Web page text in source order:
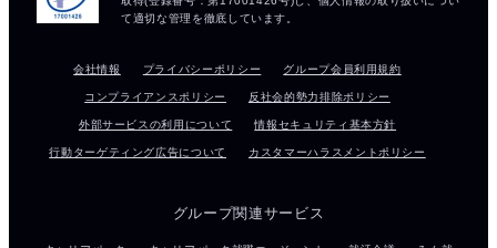
会社情報 プライバシーポリシー グループ会員利用規約
コンプライアンスポリシー 反社会的勢力排除ポリシー
外部サービスの利用について 情報セキュリティ基本方針
行動ターゲティング広告について カスタマーハラスメントポリシー